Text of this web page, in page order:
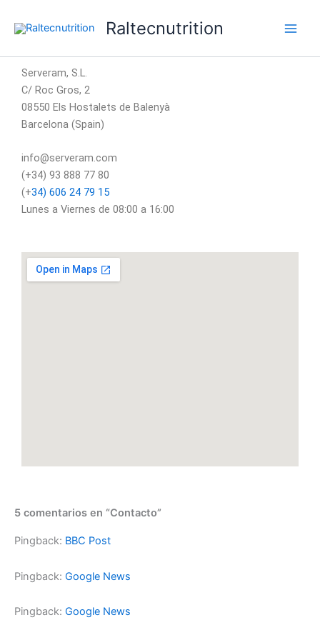
Raltecnutrition
Serveram, S.L.
C/ Roc Gros, 2
08550 Els Hostalets de Balenyà
Barcelona (Spain)
info@serveram.com
(+34) 93 888 77 80
(+34) 606 24 79 15
Lunes a Viernes de 08:00 a 16:00
5 comentarios en “Contacto”
Pingback: BBC Post
Pingback: Google News
Pingback: Google News